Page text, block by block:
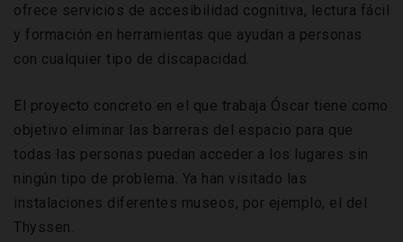
ofrece servicios de accesibilidad cognitiva, lectura fácil
y formación en herramientas que ayudan a personas
con cualquier tipo de discapacidad.
El proyecto concreto en el que trabaja Óscar tiene como
objetivo eliminar las barreras del espacio para que
todas las personas puedan acceder a los lugares sin
ningún tipo de problema. Ya han visitado las
instalaciones diferentes museos, por ejemplo, el del
Thyssen.